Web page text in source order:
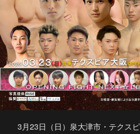
3月23日（日）泉大津市・テクス